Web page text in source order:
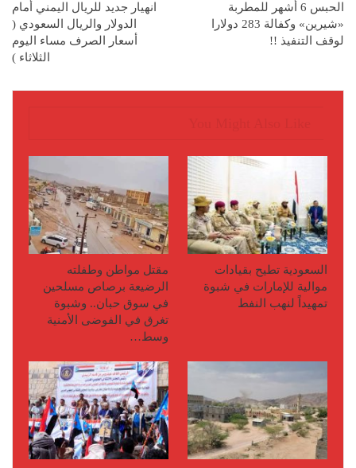
الحبس 6 أشهر للمطربة
«شيرين» وكفالة 283 دولارا
لوقف التنفيذ !!
انهيار جديد للريال اليمني أمام
الدولار والريال السعودي (
أسعار الصرف مساء اليوم
الثلاثاء )
السعودية تطيح بقيادات
موالية للإمارات في شبوة
تمهيداً لنهب النفط
مقتل مواطن وطفلته
الرضيعة برصاص مسلحين
في سوق حبان.. وشبوة
تغرق في الفوضى الأمنية
وسط…